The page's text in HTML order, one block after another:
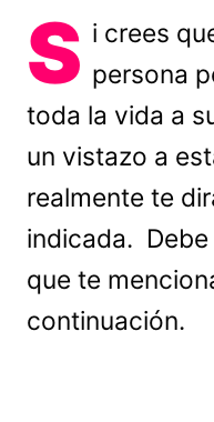
S i crees
persona
toda la vida a
un vistazo a
realmente te
indicada.
que te
continuación.